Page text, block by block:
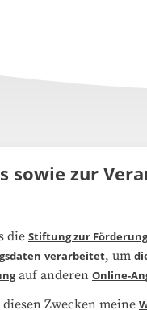
Kooperationen
Impressum
sowie zur
die Stiftung zur
verarbeitet, um
auf anderen Online-
Zwecken meine